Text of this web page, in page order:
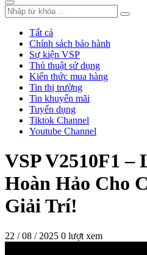
Tất cả
Chính sách bảo hành
Sự kiện VSP
Thủ thuật sử dụng
Kiến thức mua hàng
Tin thị trường
Tin khuyến mãi
Tuyển dụng
Tiktok Channel
Youtube Channel
VSP V2510F1 –
Hoàn Hảo Cho
Giải Trí!
22 / 08 / 2025 0 lượt xem